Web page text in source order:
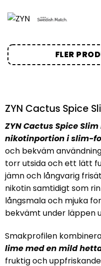
FLER
ZYN Cactus Spice
ZYN Cactus Spice
nikotinportion i slim-
och bekväm
torr utsida och ett lätt
jämn och långvarig
nikotin samtidigt som
långsmala och mjuka
bekvämt under läppen
Smakprofilen
lime med en mild
fruktig och